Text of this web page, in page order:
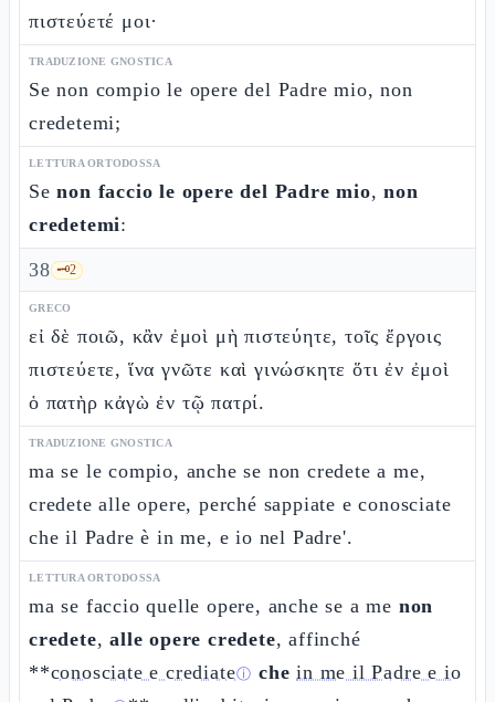
πιστεύετέ μοι·
TRADUZIONE GNOSTICA
Se non compio le opere del Padre mio, non
credetemi;
LETTURA ORTODOSSA
Senon faccio le opere del Padre mio,non
credetemi:
38 🗝️2
GRECO
εἰ δὲ ποιῶ, κἂν ἐμοὶ μὴ πιστεύητε, τοῖς ἔργοις
πιστεύετε, ἵνα γνῶτε καὶ γινώσκητε ὅτι ἐν ἐμοὶ
ὁ πατὴρ κἀγὼ ἐν τῷ πατρί.
TRADUZIONE GNOSTICA
ma se le compio, anche se non credete a me,
credete alle opere, perché sappiate e conosciate
che il Padre è in me, e io nel Padre'.
LETTURA ORTODOSSA
ma se faccio quelle opere, anche se a me non
credete,alle opere credete, affinché
**conosciate e crediateⓘ chein me il Padre e io